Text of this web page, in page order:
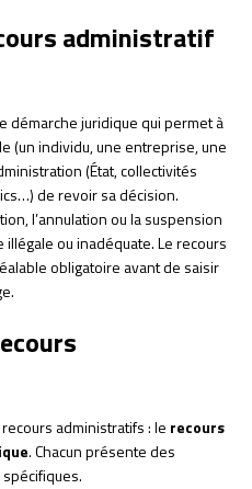
administratif
démarche juridique qui permet à
(un individu, une entreprise, une
(État, collectivités
de revoir sa décision.
l’annulation ou la suspension
ou inadéquate. Le recours
obligatoire avant de saisir
administratifs : le recours
. Chacun présente des